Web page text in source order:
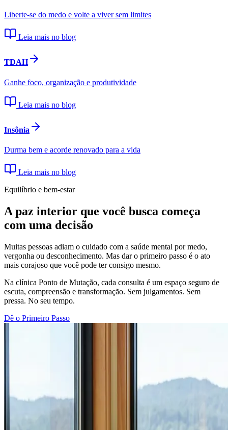
Liberte-se do medo e volte a viver sem limites
Leia mais no blog
TDAH
Ganhe foco, organização e produtividade
Leia mais no blog
Insônia
Durma bem e acorde renovado para a vida
Leia mais no blog
Equilíbrio e bem-estar
A paz interior que você busca começa
com uma decisão
Muitas pessoas adiam o cuidado com a saúde mental por medo,
vergonha ou desconhecimento. Mas dar o primeiro passo é o ato
mais corajoso que você pode ter consigo mesmo.
Na clínica Ponto de Mutação, cada consulta é um espaço seguro de
escuta, compreensão e transformação. Sem julgamentos. Sem
pressa. No seu tempo.
Dê o Primeiro Passo